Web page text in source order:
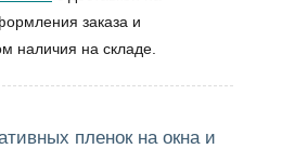
заказа и
наличия на складе.
пленок на окна и